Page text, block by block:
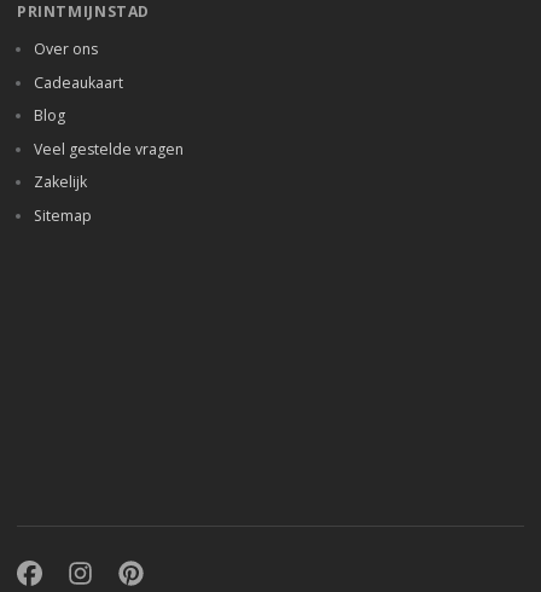
PRINTMIJNSTAD
Over ons
Cadeaukaart
Blog
Veel gestelde vragen
Zakelijk
Sitemap
FacebookInstagramPinterest